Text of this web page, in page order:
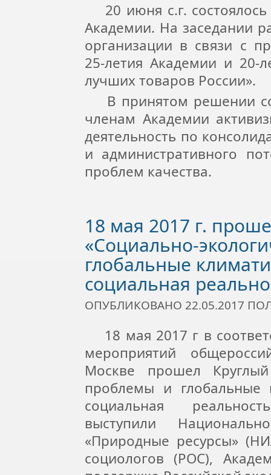
20 июня с.г.
Академии. На заседании
организации в связи с
25-летия Академии и 20-
лучших товаров России».
В принятом решении
членам Академии
деятельность по
и административного
проблем качества.
18 мая 2017 г.
«Социально-
глобальные
социальная
ОПУБЛИКОВАНО 22.05.2017
18 мая 2017 г в
мероприятий
Москве прошел Круглый
проблемы и глобальные
социальная
выступили
«Природные ресурсы»
социологов (РОС),